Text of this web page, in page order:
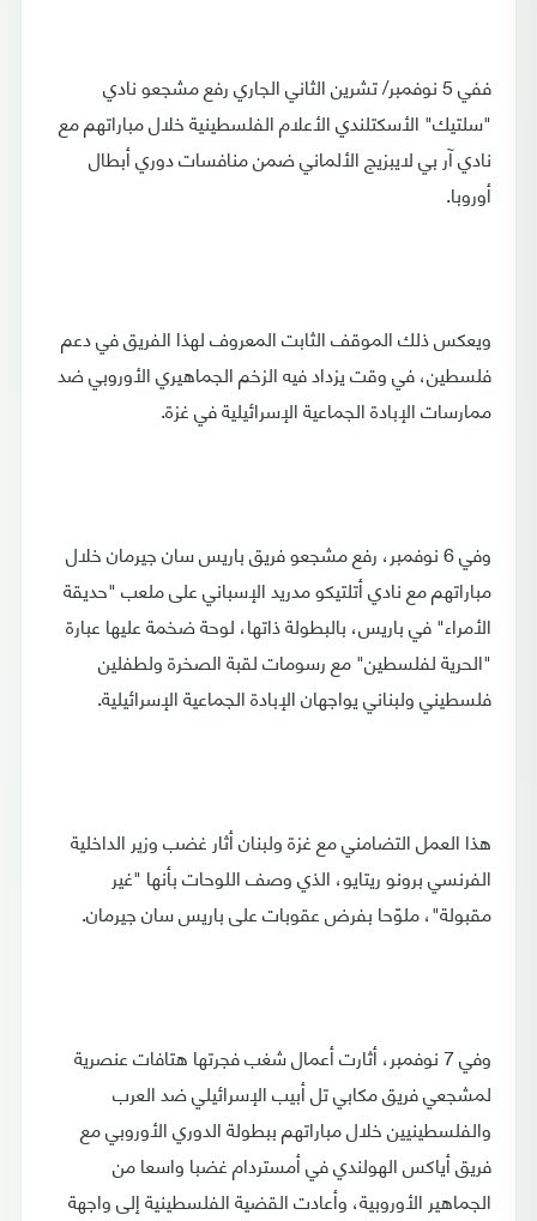
ففي 5 نوفمبر/ تشرين الثاني الجاري رفع مشجعو نادي
"سلتيك" الأسكتلندي الأعلام الفلسطينية خلال مباراتهم مع
نادي آر بي لايبزيج الألماني ضمن منافسات دوري أبطال
أوروبا.
ويعكس ذلك الموقف الثابت المعروف لهذا الفريق في دعم
فلسطين، في وقت يزداد فيه الزخم الجماهيري الأوروبي ضد
ممارسات الإبادة الجماعية الإسرائيلية في غزة.
وفي 6 نوفمبر، رفع مشجعو فريق باريس سان جيرمان خلال
مباراتهم مع نادي أتلتيكو مدريد الإسباني على ملعب "حديقة
الأمراء" في باريس، بالبطولة ذاتها، لوحة ضخمة عليها عبارة
"الحرية لفلسطين" مع رسومات لقبة الصخرة ولطفلين
فلسطيني ولبناني يواجهان الإبادة الجماعية الإسرائيلية.
هذا العمل التضامني مع غزة ولبنان أثار غضب وزير الداخلية
الفرنسي برونو ريتايو، الذي وصف اللوحات بأنها "غير
مقبولة"، ملوّحا بفرض عقوبات على باريس سان جيرمان.
وفي 7 نوفمبر، أثارت أعمال شغب فجرتها هتافات عنصرية
لمشجعي فريق مكابي تل أبيب الإسرائيلي ضد العرب
والفلسطينيين خلال مباراتهم ببطولة الدوري الأوروبي مع
فريق أياكس الهولندي في أمستردام غضبا واسعا من
الجماهير الأوروبية، وأعادت القضية الفلسطينية إلى واجهة